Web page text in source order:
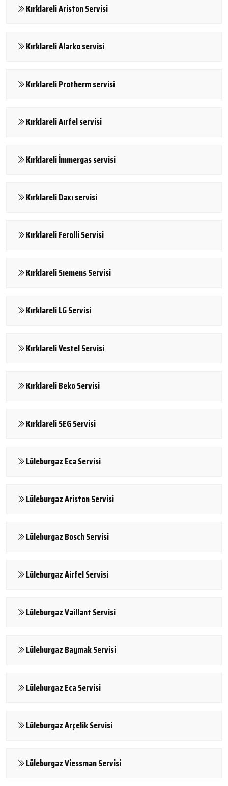
Kırklareli Ariston Servisi
Kırklareli Alarko servisi
Kırklareli Protherm servisi
Kırklareli Aırfel servisi
Kırklareli İmmergas servisi
Kırklareli Daxı servisi
Kırklareli Ferolli Servisi
Kırklareli Sıemens Servisi
Kırklareli LG Servisi
Kırklareli Vestel Servisi
Kırklareli Beko Servisi
Kırklareli SEG Servisi
Lüleburgaz Eca Servisi
Lüleburgaz Ariston Servisi
Lüleburgaz Bosch Servisi
Lüleburgaz Airfel Servisi
Lüleburgaz Vaillant Servisi
Lüleburgaz Baymak Servisi
Lüleburgaz Eca Servisi
Lüleburgaz Arçelik Servisi
Lüleburgaz Viessman Servisi